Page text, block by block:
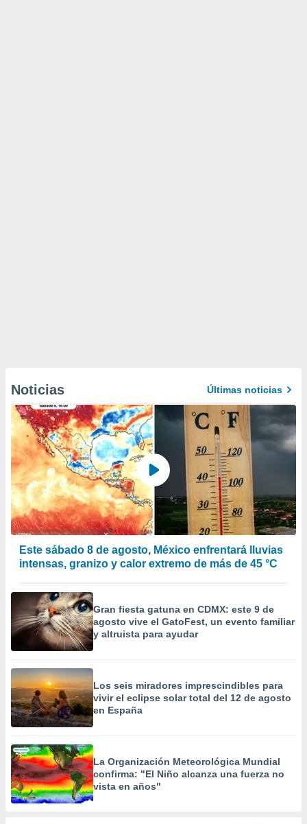
Noticias Últimas noticias
Este sábado 8 de agosto, México enfrentará lluvias
intensas, granizo y calor extremo de más de 45 °C
Gran fiesta gatuna en CDMX: este 9 de
agosto vive el GatoFest, un evento familiar
y altruista para ayudar
Los seis miradores imprescindibles para
vivir el eclipse solar total del 12 de agosto
en España
La Organización Meteorológica Mundial
confirma: "El Niño alcanza una fuerza no
vista en años"